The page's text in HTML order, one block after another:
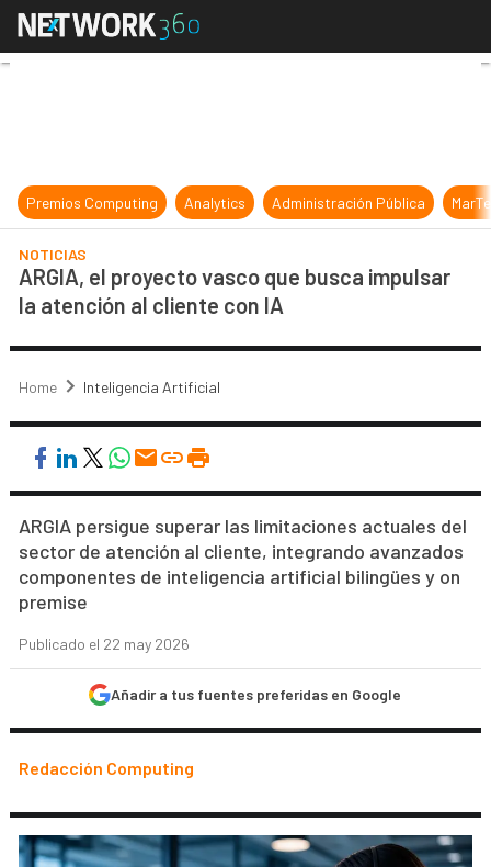
ARGIA, el proyecto vasco que
Premios Computing Analytics Administración Pública
NOTICIAS
ARGIA, el proyecto vasco que busca impulsar
la atención al cliente con IA
Home Inteligencia Artificial
ARGIA persigue superar las limitaciones actuales del
sector de atención al cliente, integrando avanzados
componentes de inteligencia artificial bilingües y on
premise
Publicado el 22 may 2026
Añadir a tus fuentes preferidas en Google
Redacción Computing